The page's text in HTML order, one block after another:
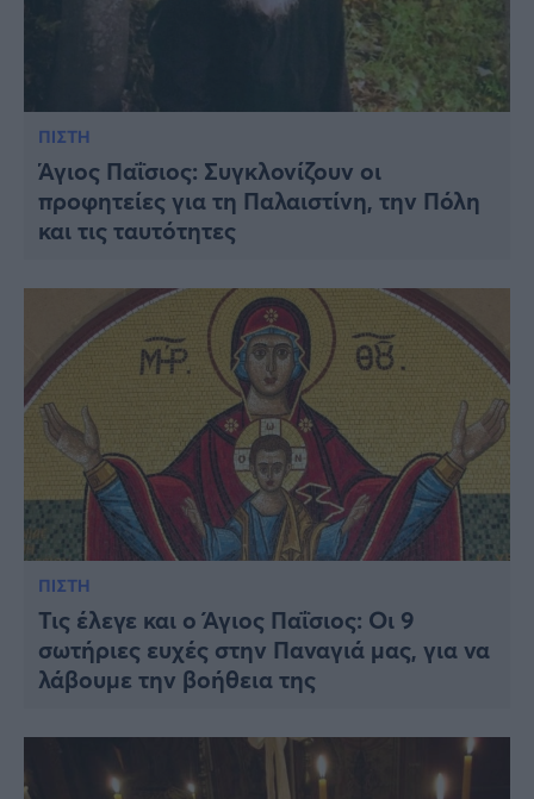
ΠΙΣΤΗ
Άγιος Παΐσιος: Συγκλονίζουν οι
πρoφητείες για τη Παλαιστίνη, την Πόλη
και τις ταυτότητες
ΠΙΣΤΗ
Τις έλεγε και ο Άγιος Παΐσιος: Οι 9
σωτήριες ευχές στην Παναγιά μας, για να
λάβουμε την βοήθεια της